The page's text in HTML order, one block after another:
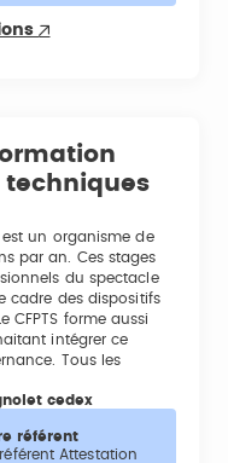
techniques
est un organisme de
par an. Ces stages
du spectacle
cadre des dispositifs
forme aussi
intégrer ce
Tous les
cedex
référent
Attestation